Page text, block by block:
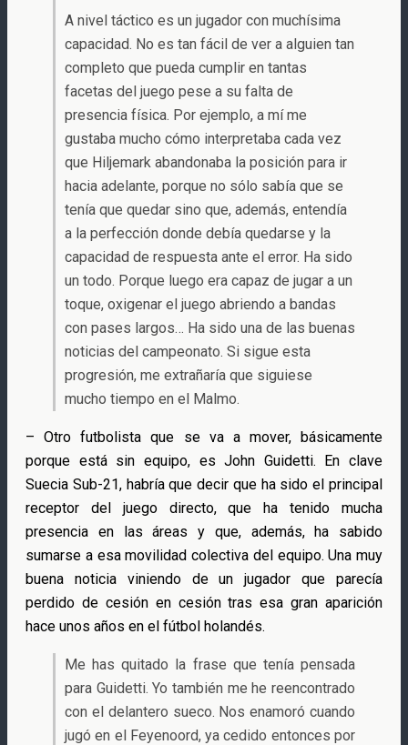
A nivel táctico es un jugador con muchísima
capacidad. No es tan fácil de ver a alguien tan
completo que pueda cumplir en tantas
facetas del juego pese a su falta de
presencia física. Por ejemplo, a mí me
gustaba mucho cómo interpretaba cada vez
que Hiljemark abandonaba la posición para ir
hacia adelante, porque no sólo sabía que se
tenía que quedar sino que, además, entendía
a la perfección donde debía quedarse y la
capacidad de respuesta ante el error. Ha sido
un todo. Porque luego era capaz de jugar a un
toque, oxigenar el juego abriendo a bandas
con pases largos… Ha sido una de las buenas
noticias del campeonato. Si sigue esta
progresión, me extrañaría que siguiese
mucho tiempo en el Malmo.
– Otro futbolista que se va a mover, básicamente
porque está sin equipo, es John Guidetti. En clave
Suecia Sub-21, habría que decir que ha sido el principal
receptor del juego directo, que ha tenido mucha
presencia en las áreas y que, además, ha sabido
sumarse a esa movilidad colectiva del equipo. Una muy
buena noticia viniendo de un jugador que parecía
perdido de cesión en cesión tras esa gran aparición
hace unos años en el fútbol holandés.
Me has quitado la frase que tenía pensada
para Guidetti. Yo también me he reencontrado
con el delantero sueco. Nos enamoró cuando
jugó en el Feyenoord, ya cedido entonces por